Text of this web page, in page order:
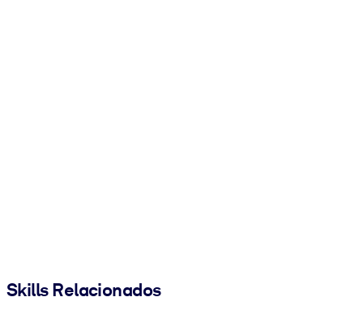
Skills Relacionados